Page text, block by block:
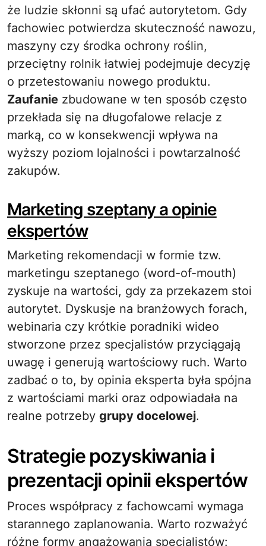
że ludzie skłonni są ufać autorytetom. Gdy
fachowiec potwierdza skuteczność nawozu,
maszyny czy środka ochrony roślin,
przeciętny rolnik łatwiej podejmuje decyzję
o przetestowaniu nowego produktu.
Zaufanie zbudowane w ten sposób często
przekłada się na długofalowe relacje z
marką, co w konsekwencji wpływa na
wyższy poziom lojalności i powtarzalność
zakupów.
Marketing szeptany a opinie
ekspertów
Marketing rekomendacji w formie tzw.
marketingu szeptanego (word-of-mouth)
zyskuje na wartości, gdy za przekazem stoi
autorytet. Dyskusje na branżowych forach,
webinaria czy krótkie poradniki wideo
stworzone przez specjalistów przyciągają
uwagę i generują wartościowy ruch. Warto
zadbać o to, by opinia eksperta była spójna
z wartościami marki oraz odpowiadała na
realne potrzeby grupy docelowej.
Strategie pozyskiwania i
prezentacji opinii ekspertów
Proces współpracy z fachowcami wymaga
starannego zaplanowania. Warto rozważyć
różne formy angażowania specjalistów: